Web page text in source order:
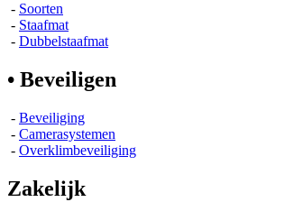
- Soorten
- Staafmat
- Dubbelstaafmat
• Beveiligen
- Beveiliging
- Camerasystemen
- Overklimbeveiliging
Zakelijk